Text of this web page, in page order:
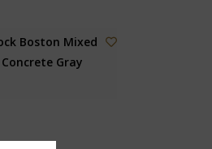
Boston Mixed
Gray